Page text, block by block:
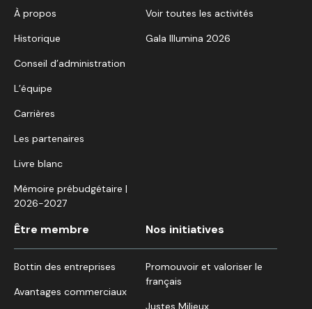
À propos
Historique
Conseil d’administration
L’équipe
Carrières
Les partenaires
Livre blanc
Mémoire prébudgétaire |
2026-2027
Voir toutes les activités
Gala Illumina 2026
Être membre
Bottin des entreprises
Avantages commerciaux
Nos initiatives
Promouvoir et valoriser le
français
Justes Milieux